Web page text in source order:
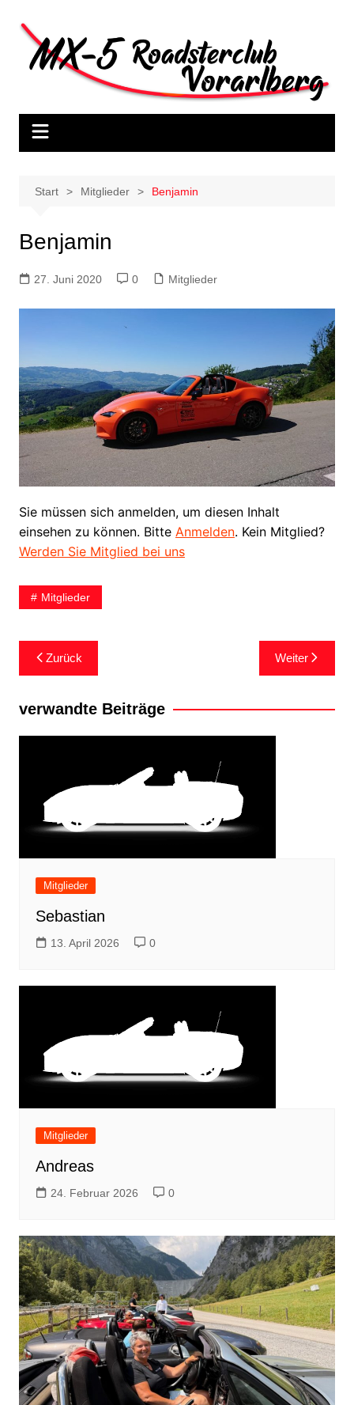
Start Mitglieder Benjamin
Benjamin
27. Juni 2020 0 Mitglieder
Sie müssen sich anmelden, um diesen Inhalt
einsehen zu können. Bitte Anmelden. Kein Mitglied?
Werden Sie Mitglied bei uns
Mitglieder
Zurück Weiter
verwandte Beiträge
Mitglieder
Sebastian
13. April 2026 0
Mitglieder
Andreas
24. Februar 2026 0